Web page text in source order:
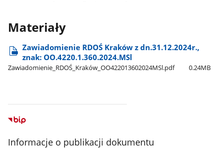
Materiały
Zawiadomienie RDOŚ Kraków z dn.31.12.2024r.,
znak: OO.4220.1.360.2024.MSl
Zawiadomienie​_RDOŚ​_Kraków​_OO422013602024MSl.pdf 0.24MB
Informacje o publikacji dokumentu